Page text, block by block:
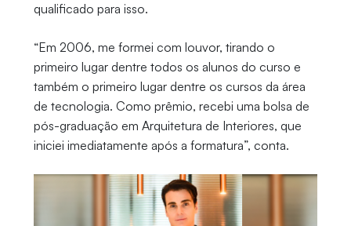
qualificado para isso.
“Em 2006, me formei com louvor, tirando o
primeiro lugar dentre todos os alunos do curso e
também o primeiro lugar dentre os cursos da área
de tecnologia. Como prêmio, recebi uma bolsa de
pós-graduação em Arquitetura de Interiores, que
iniciei imediatamente após a formatura”, conta.